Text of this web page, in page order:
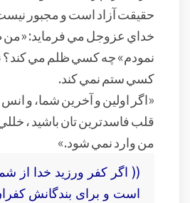
حقيقت آزاد است و مجبور
خداي عزوجل مي فرمايد: «من
نمودم» چه کسي ظلم مي کند؟
کسي ستم نمي کند.
«اگر اولين و آخرين شما، و
قلب فاسدترين تان باشيد ،
من وارد نمي شود.»
(( اگر كفر ورزيد خدا از
است و براى بندگانش